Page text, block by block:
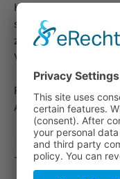
Kurzpuls-
seiner Forschung
zahlreichen
Verbünden.
Für einen
Arbeitsumfeld
studentische
- Anlageninventur